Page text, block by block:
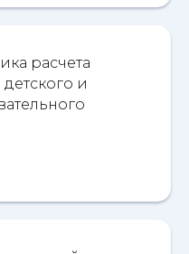
расчета
и